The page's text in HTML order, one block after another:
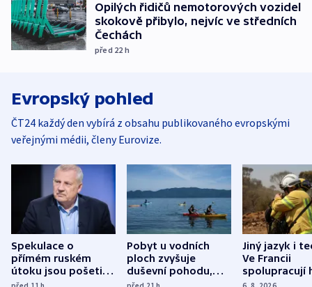
Opilých řidičů nemotorových vozidel
skokově přibylo, nejvíc ve středních
Čechách
před 22 h
Evropský pohled
ČT24 každý den vybírá z obsahu publikovaného evropskými
veřejnými médii, členy Eurovize.
Spekulace o
přímém ruském
útoku jsou pošetilé,
míní estonský
Pobyt u vodních
ploch zvyšuje
duševní pohodu,
ukázala
Jiný jazyk i
Ve Francii
spolupracují
různých zemí